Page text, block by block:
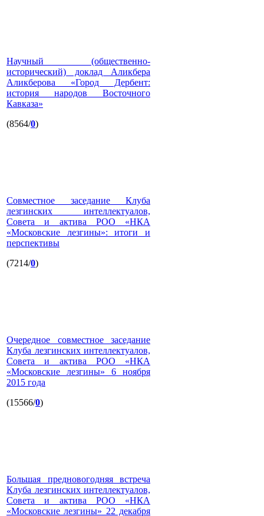
Научный (общественно-
исторический) доклад Аликбера
Аликберова «Город Дербент:
история народов Восточного
Кавказа»
(8564/0)
Совместное заседание Клуба
лезгинских интеллектуалов,
Совета и актива РОО «НКА
«Московские лезгины»: итоги и
перспективы
(7214/0)
Очередное совместное заседание
Клуба лезгинских интеллектуалов,
Совета и актива РОО «НКА
«Московские лезгины» 6 ноября
2015 года
(15566/0)
Большая предновогодняя встреча
Клуба лезгинских интеллектуалов,
Совета и актива РОО «НКА
«Московские лезгины» 22 декабря